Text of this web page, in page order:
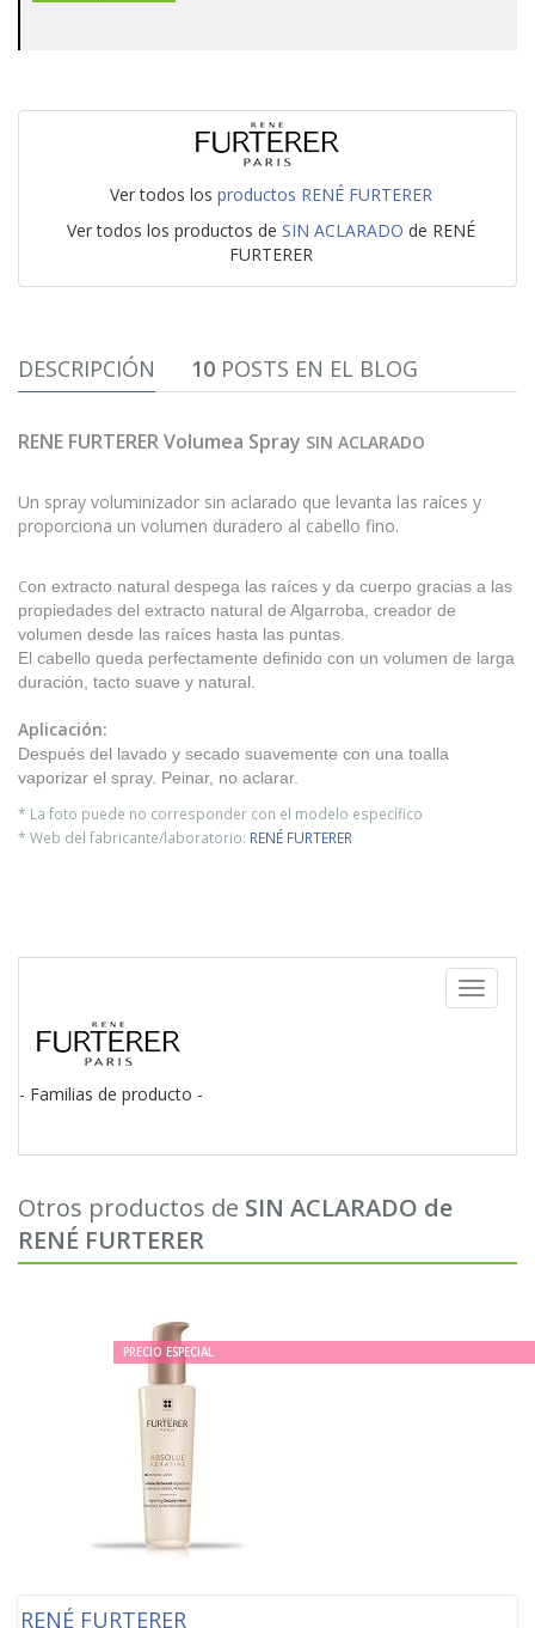
Ver todos los productos RENÉ FURTERER
Ver todos los productos de SIN ACLARADO de RENÉ
FURTERER
DESCRIPCIÓN 10 POSTS EN EL BLOG
RENE FURTERER Volumea Spray SIN ACLARADO
Un spray voluminizador sin aclarado que levanta las raíces y
proporciona un volumen duradero al cabello fino.
Con extracto natural despega las raíces y da cuerpo gracias a las
propiedades del extracto natural de Algarroba, creador de
volumen desde las raíces hasta las puntas.
El cabello queda perfectamente definido con un volumen de larga
duración, tacto suave y natural.
Aplicación:
Después del lavado y secado suavemente con una toalla
vaporizar el spray. Peinar, no aclarar.
* La foto puede no corresponder con el modelo específico
* Web del fabricante/laboratorio: RENÉ FURTERER
Toggle
- Familias de producto -
Otros productos de SIN ACLARADO de
RENÉ FURTERER
PRECIO ESPECIAL
RENÉ FURTERER